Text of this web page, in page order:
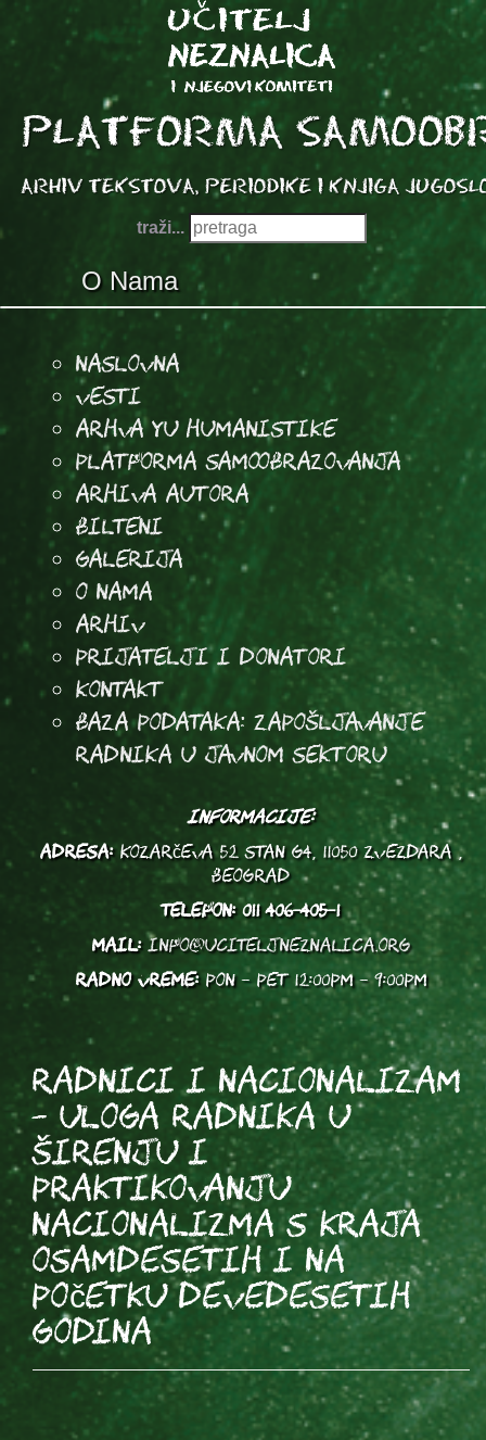
traži...
O Nama
Naslovna
Vesti
Arhva YU Humanistike
Platforma samoobrazovanja
arhiva autora
Bilteni
Galerija
O Nama
Arhiv
Prijatelji i donatori
Kontakt
Baza podataka: Zapošljavanje
radnika u javnom sektoru
INFORMACIJE:
ADRESA:Kozarčeva 52 stan G4, 11050 Zvezdara ,
Beograd
TELEFON: 011 406-405-1
MAIL: info@uciteljneznalica.org
RADNO VREME:PON - PET 12:00PM - 9:00PM
Radnici i nacionalizam
– uloga radnika u
širenju i
praktikovanju
nacionalizma s kraja
osamdesetih i na
početku devedesetih
godina